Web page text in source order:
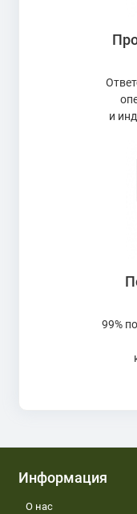
и
99%
Информация
О нас